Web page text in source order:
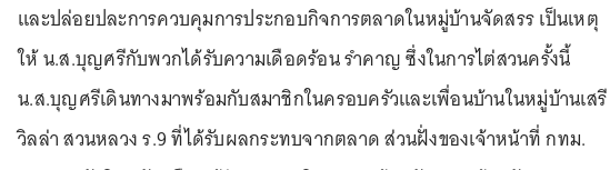
และปล่อยปละการควบคุมการประกอบกิจการตลาดในหมู่บ้านจัดสรร เป็นเหตุ
ให้ น.ส.บุญศรีกับพวกได้รับความเดือดร้อน รำคาญ ซึ่งในการไต่สวนครั้งนี้
น.ส.บุญศรีเดินทางมาพร้อมกับสมาชิกในครอบครัวและเพื่อนบ้านในหมู่บ้านเสรี
วิลล่า สวนหลวง ร.9 ที่ได้รับผลกระทบจากตลาด ส่วนฝั่งของเจ้าหน้าที่ กทม.